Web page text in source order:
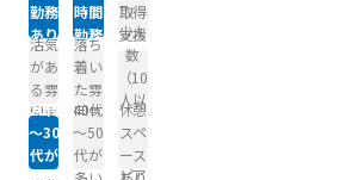
勤務
あり
時間
勤務
取得
支援
活気
があ
る雰
囲気
落ち
着い
た雰
囲気
少人
数
（10
人以
下）
20代
～30
代が
40代
～50
代が
休憩
スペ
ース
ピア